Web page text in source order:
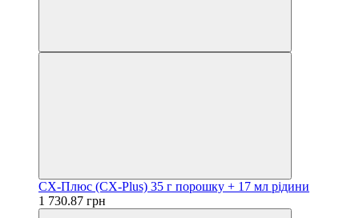
СХ-Плюс (CX-Plus) 35 г порошку + 17 мл рідини
1 730.87 грн